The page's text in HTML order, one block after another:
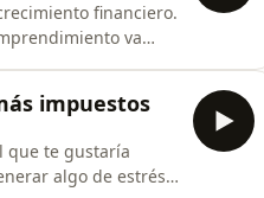
financiero.
va
impuestos
que te gustaría
algo de estrés